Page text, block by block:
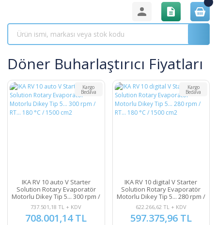
Döner Buharlaştırıcı Fiyatları
Kargo
Bedava
IKA RV 10 auto V Starter
Solution Rotary Evaporatör
Motorlu Dikey Tip 5... 300 rpm /
RT... 180 °C / 1500 cm2
737.501,18 TL + KDV
708.001,14 TL
Kargo
Bedava
IKA RV 10 digital V Starter
Solution Rotary Evaporatör
Motorlu Dikey Tip 5... 280 rpm /
RT... 180 °C / 1500 cm2
622.266,62 TL + KDV
597.375,96 TL